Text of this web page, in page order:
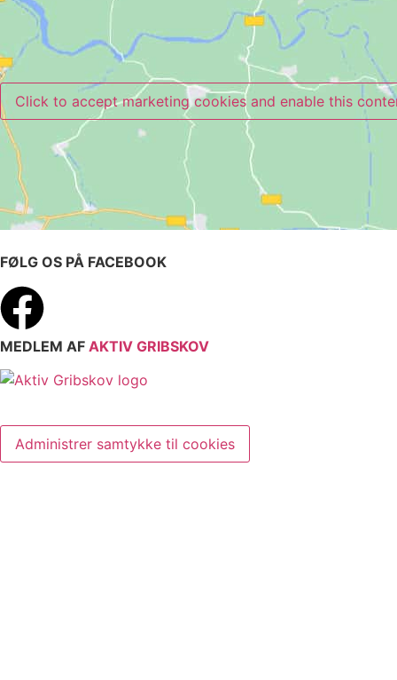
Click to accept marketing cookies and enable this
FØLG OS PÅ FACEBOOK
MEDLEM AF AKTIV GRIBSKOV
Administrer samtykke til cookies